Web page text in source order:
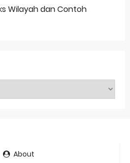
Wilayah dan Contoh
About